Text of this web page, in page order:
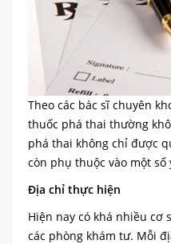
Theo các bác sĩ chuyên
thuốc phá thai thường
phá thai không chỉ được
còn phụ thuộc vào một số
Địa chỉ thực hiện
Hiện nay có khá nhiều cơ
các phòng khám tư. Mỗi